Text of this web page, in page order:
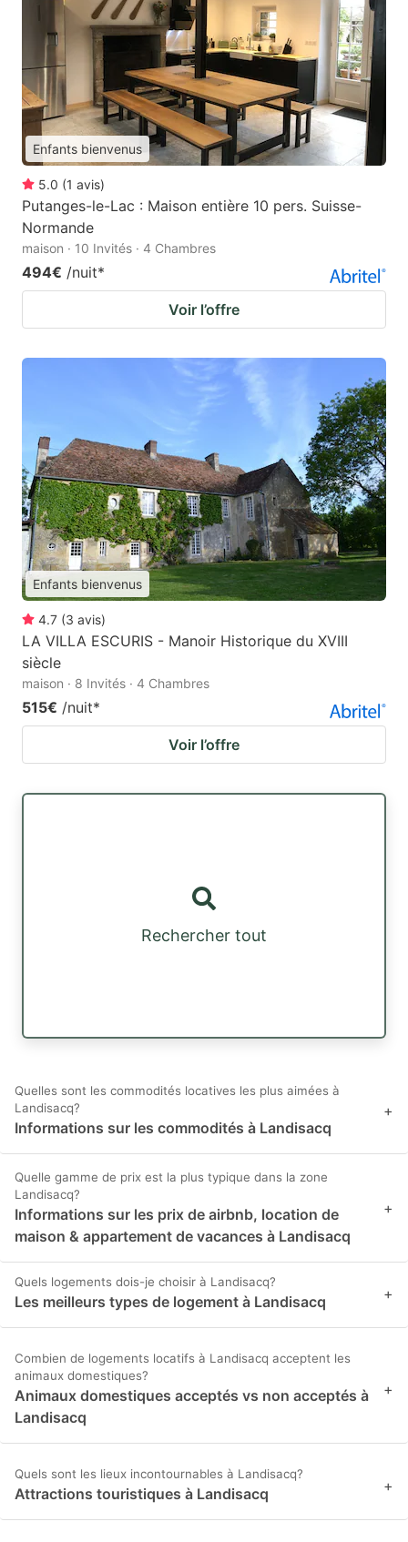
Enfants bienvenus
5.0 (1 avis)
Putanges-le-Lac : Maison entière 10 pers. Suisse-
Normande
maison · 10 Invités · 4 Chambres
494€ /nuit*
Voir l’offre
Enfants bienvenus
4.7 (3 avis)
LA VILLA ESCURIS - Manoir Historique du XVIII
siècle
maison · 8 Invités · 4 Chambres
515€ /nuit*
Voir l’offre
Rechercher tout
Quelles sont les commodités locatives les plus aimées à
Landisacq?
Informations sur les commodités à Landisacq
+
Quelle gamme de prix est la plus typique dans la zone
Landisacq?
Informations sur les prix de airbnb, location de
maison & appartement de vacances à Landisacq
+
Quels logements dois-je choisir à Landisacq?
Les meilleurs types de logement à Landisacq +
Combien de logements locatifs à Landisacq acceptent les
animaux domestiques?
Animaux domestiques acceptés vs non acceptés à
Landisacq
+
Quels sont les lieux incontournables à Landisacq?
Attractions touristiques à Landisacq +